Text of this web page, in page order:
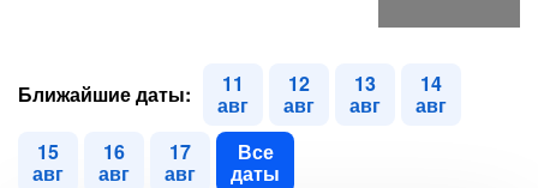
Ближайшие даты: 11
авг
12
авг
13
авг
14
авг
15
авг
16
авг
17
авг
Все
даты